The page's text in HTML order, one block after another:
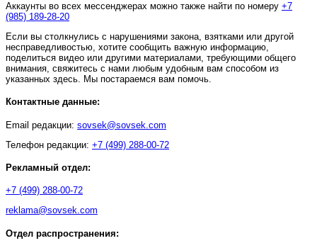
Аккаунты во всех мессенджерах можно также найти по номеру +7
(985) 189-28-20
Если вы столкнулись с нарушениями закона, взятками или другой
несправедливостью, хотите сообщить важную информацию,
поделиться видео или другими материалами, требующими общего
внимания, свяжитесь с нами любым удобным вам способом из
указанных здесь. Мы постараемся вам помочь.
Контактные данные:
Email редакции: sovsek@sovsek.com
Телефон редакции: +7 (499) 288-00-72
Рекламный отдел:
+7 (499) 288-00-72
reklama@sovsek.com
Отдел распространения: